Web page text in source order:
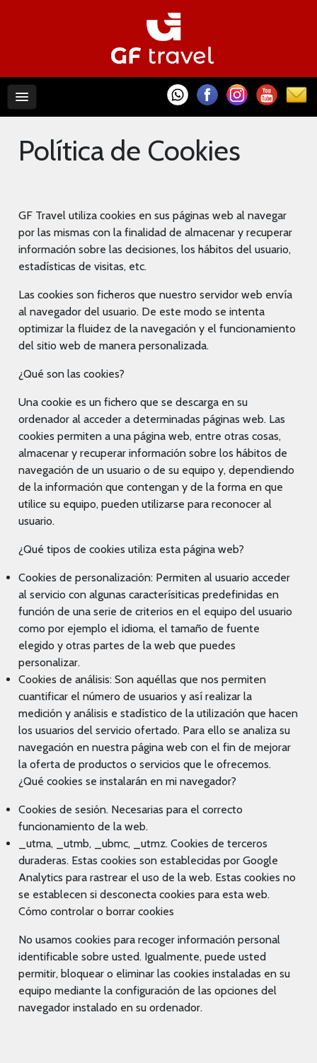
Política de Cookies
GF Travel utiliza cookies en sus páginas web al navegar
por las mismas con la finalidad de almacenar y recuperar
información sobre las decisiones, los hábitos del usuario,
estadísticas de visitas, etc.
Las cookies son ficheros que nuestro servidor web envía
al navegador del usuario. De este modo se intenta
optimizar la fluidez de la navegación y el funcionamiento
del sitio web de manera personalizada.
¿Qué son las cookies?
Una cookie es un fichero que se descarga en su
ordenador al acceder a determinadas páginas web. Las
cookies permiten a una página web, entre otras cosas,
almacenar y recuperar información sobre los hábitos de
navegación de un usuario o de su equipo y, dependiendo
de la información que contengan y de la forma en que
utilice su equipo, pueden utilizarse para reconocer al
usuario.
¿Qué tipos de cookies utiliza esta página web?
Cookies de personalización: Permiten al usuario acceder
al servicio con algunas caracterísiticas predefinidas en
función de una serie de criterios en el equipo del usuario
como por ejemplo el idioma, el tamaño de fuente
elegido y otras partes de la web que puedes
personalizar.
Cookies de análisis: Son aquéllas que nos permiten
cuantificar el número de usuarios y así realizar la
medición y análisis e stadístico de la utilización que hacen
los usuarios del servicio ofertado. Para ello se analiza su
navegación en nuestra página web con el fin de mejorar
la oferta de productos o servicios que le ofrecemos.
¿Qué cookies se instalarán en mi navegador?
Cookies de sesión. Necesarias para el correcto
funcionamiento de la web.
_utma, _utmb, _ubmc, _utmz. Cookies de terceros
duraderas. Estas cookies son establecidas por Google
Analytics para rastrear el uso de la web. Estas cookies no
se establecen si desconecta cookies para esta web.
Cómo controlar o borrar cookies
No usamos cookies para recoger información personal
identificable sobre usted. Igualmente, puede usted
permitir, bloquear o eliminar las cookies instaladas en su
equipo mediante la configuración de las opciones del
navegador instalado en su ordenador.